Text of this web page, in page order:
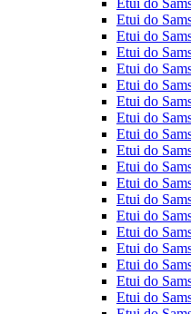
Etui do
Etui do
Etui do
Etui do
Etui do
Etui do
Etui do
Etui do
Etui do
Etui do
Etui do
Etui do
Etui do
Etui do
Etui do
Etui do
Etui do
Etui do
Etui do